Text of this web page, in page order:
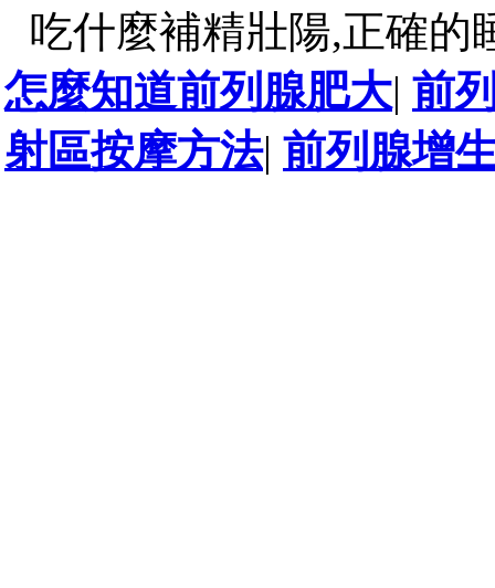
吃什麼補精壯陽,正確的
怎麼知道前列腺肥大| 前
射區按摩方法| 前列腺增